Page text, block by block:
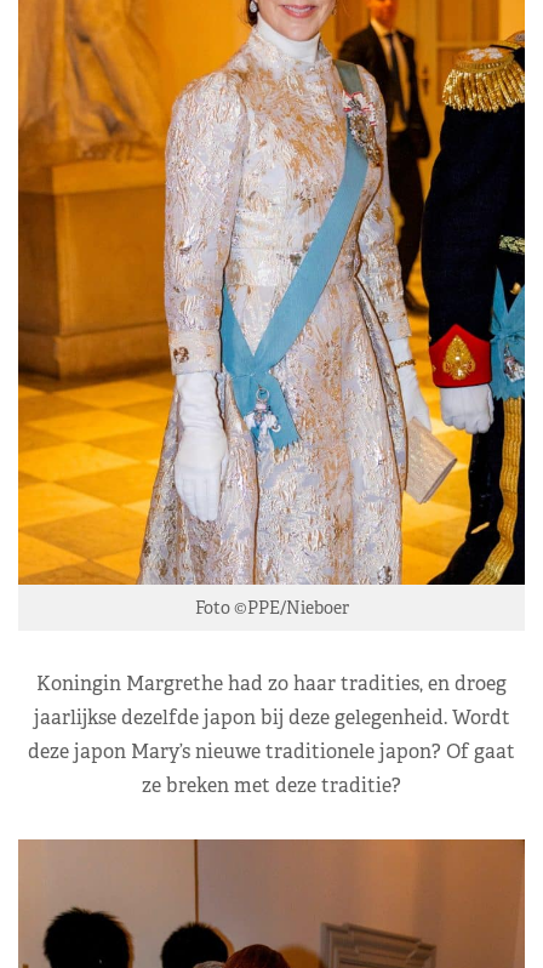
Foto ©PPE/Nieboer
Koningin Margrethe had zo haar tradities, en droeg
jaarlijkse dezelfde japon bij deze gelegenheid. Wordt
deze japon Mary’s nieuwe traditionele japon? Of gaat
ze breken met deze traditie?